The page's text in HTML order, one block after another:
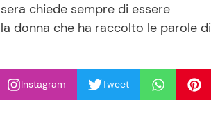
chiede sempre di essere
donna che ha raccolto le parole di
Instagram Tweet